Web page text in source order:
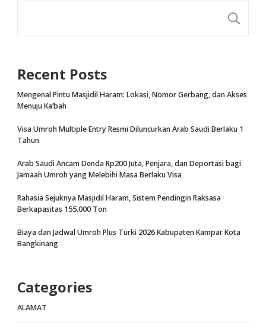
Recent Posts
Mengenal Pintu Masjidil Haram: Lokasi, Nomor Gerbang, dan Akses
Menuju Ka’bah
Visa Umroh Multiple Entry Resmi Diluncurkan Arab Saudi Berlaku 1
Tahun
Arab Saudi Ancam Denda Rp200 Juta, Penjara, dan Deportasi bagi
Jamaah Umroh yang Melebihi Masa Berlaku Visa
Rahasia Sejuknya Masjidil Haram, Sistem Pendingin Raksasa
Berkapasitas 155.000 Ton
Biaya dan Jadwal Umroh Plus Turki 2026 Kabupaten Kampar Kota
Bangkinang
Categories
ALAMAT